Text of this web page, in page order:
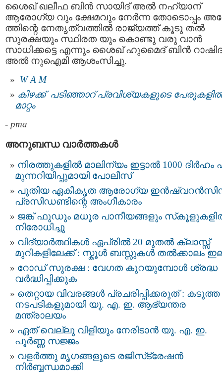
ശൈഖ് ഖലീഫ ബിന്‍ സായിദ് അല്‍ നഹ്യാന്
ആരോഗ്യ വും ക്ഷേമവും നേര്‍ന്ന തോടൊപ്പം
ത്തിന്റെ നേതൃത്വത്തില്‍ രാജ്യത്ത് കൂടു തല്‍
സുരക്ഷയും സ്ഥിരത യും കൊണ്ടു വരു വാന്‍
സാധിക്കട്ടെ എന്നും ശൈഖ് ഹുമൈദ് ബിന്‍
അല്‍ നുഐമി ആശംസിച്ചു.
W A M
കിഴക്ക് പടിഞ്ഞാറ് പ്രവിശ്യകളുടെ
മാറ്റം
- pma
അനുബന്ധ വാര്‍ത്തകള്‍
നിരത്തുകളിൽ മാലിന്യം ഇട്ടാൽ 1000 ദിർഹം
മുന്നറിയിപ്പുമായി പോലീസ്
പുതിയ ഏകീകൃത ആരോഗ്യ
പ്രസിഡണ്ടിന്റെ അംഗീകാരം
ജങ്ക് ഫുഡും മധുര പാനീയങ്ങളും
നിരോധിച്ചു
വിദ്യാർത്ഥികൾ ഏപ്രിൽ 20 മുതൽ ക്ലാസ്സ്‌
മുറികളിലേക്ക് : സ്കൂള്‍ ബസ്സുകള്‍ തല്‍ക്കാലം
റോഡ് സുരക്ഷ : വേഗത കുറയുമ്പോൾ ശ്രദ്ധ
വർദ്ധിപ്പിക്കുക
തെറ്റായ വിവരങ്ങൾ പ്രചരിപ്പിക്കരുത് : കടുത്ത
നടപടികളുമായി യു. എ. ഇ. ആഭ്യന്തര
മന്ത്രാലയം
ഏത് വെല്ലു വിളിയും നേരിടാന്‍ യു. എ. ഇ.
പൂർണ്ണ സജ്ജം
വളർത്തു മൃഗങ്ങളുടെ രജിസ്​ട്രേഷൻ
നിർബ്ബന്ധമാക്കി